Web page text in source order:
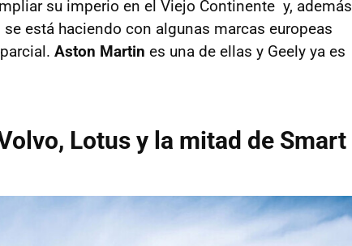
su imperio en el Viejo Continente y, además
está haciendo con algunas marcas europeas
Aston Martin es una de ellas y Geely ya es
Lotus y la mitad de Smart